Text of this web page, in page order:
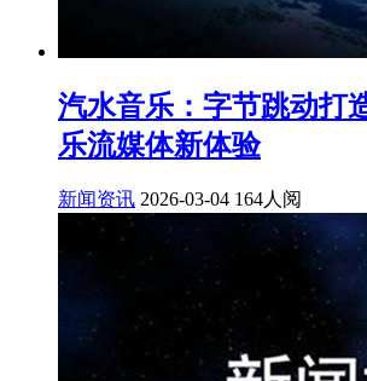
汽水音乐：字节跳动打
乐流媒体新体验
新闻资讯 2026-03-04 164人阅